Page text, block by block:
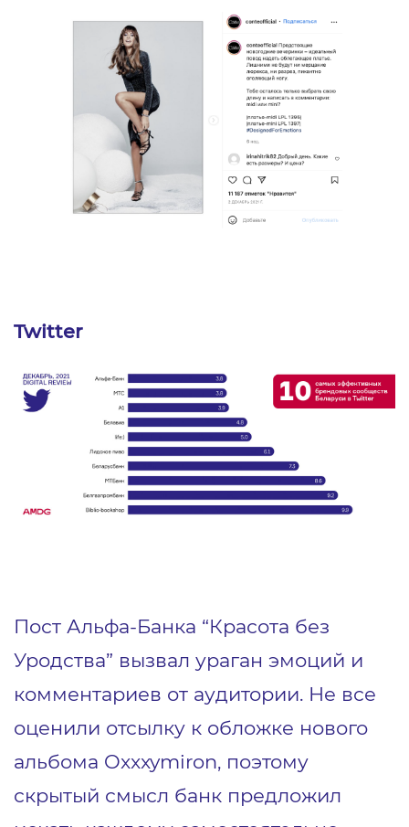
Twitter
Пост Альфа-Банка “Красота без
Уродства” вызвал ураган эмоций и
комментариев от аудитории. Не все
оценили отсылку к обложке нового
альбома Oxxxymiron, поэтому
скрытый смысл банк предложил